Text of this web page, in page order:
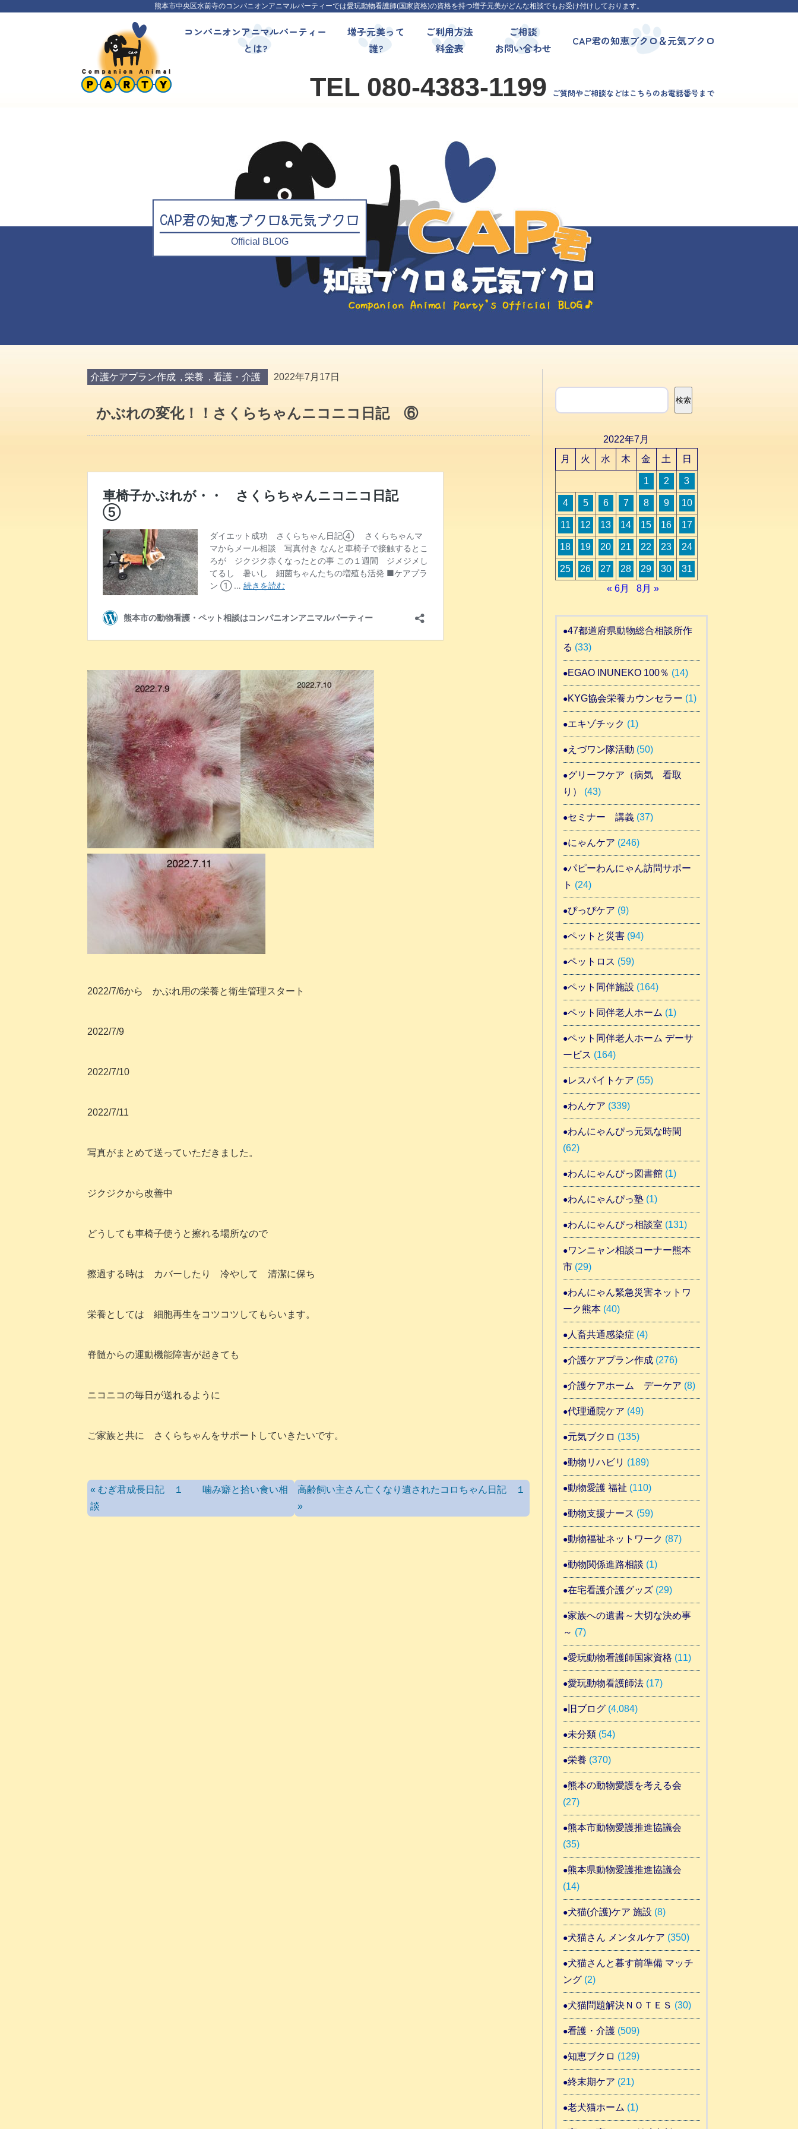
熊本市中央区水前寺のコンパニオンアニマルパーティーでは愛玩動物看護師(国家資格)の資格を持つ増子元美がどんな相談でもお受け付けしております。
コンパニオンアニマルパーティー
とは?
増子元美って
誰?
ご利用方法
料金表
ご相談
お問い合わせ
CAP君の知恵ブクロ＆元気ブクロ
TEL 080-4383-1199 ご質問やご相談などはこちらのお電話番号まで
CAP君の知恵ブクロ&元気ブクロ
Official BLOG
介護ケアプラン作成 ,栄養 , 看護・介護 2022年7月17日
かぶれの変化！！さくらちゃんニコニコ日記 ⑥
2022/7/6から かぶれ用の栄養と衛生管理スタート
2022/7/9
2022/7/10
2022/7/11
写真がまとめて送っていただきました。
ジクジクから改善中
どうしても車椅子使うと擦れる場所なので
擦過する時は カバーしたり 冷やして 清潔に保ち
栄養としては 細胞再生をコツコツしてもらいます。
脊髄からの運動機能障害が起きても
ニコニコの毎日が送れるように
ご家族と共に さくらちゃんをサポートしていきたいです。
« むぎ君成長日記 １ 噛み癖と拾い食い相
談
高齢飼い主さん亡くなり遺されたコロちゃん日記 １
»
検索
検索
2022年7月
月
火 水 木 金 土 日
1 2 3
4 5 6 7 8 9 10
11 12 13 14 15 16 17
18 19 20 21 22 23 24
25 26 27 28 29 30
31
« 6月
8月 »
47都道府県動物総合相談所作
る (33)
EGAO INUNEKO 100％ (14)
KYG協会栄養カウンセラー (1)
エキゾチック (1)
えづワン隊活動 (50)
グリーフケア（病気 看取
り）
(43)
セミナー 講義(37)
にゃんケア (246)
パピーわんにゃん訪問サポー
ト (24)
ぴっぴケア (9)
ペットと災害(94)
ペットロス (59)
ペット同伴施設 (164)
ペット同伴老人ホーム (1)
ペット同伴老人ホーム デーサ
ービス (164)
レスパイトケア (55)
わんケア (339)
わんにゃんぴっ元気な時間
(62)
わんにゃんぴっ図書館(1)
わんにゃんぴっ塾(1)
わんにゃんぴっ相談室 (131)
ワンニャン相談コーナー熊本
市(29)
わんにゃん緊急災害ネットワ
ーク熊本(40)
人畜共通感染症 (4)
介護ケアプラン作成(276)
介護ケアホーム デーケア (8)
代理通院ケア (49)
元気ブクロ (135)
動物リハビリ (189)
動物愛護 福祉 (110)
動物支援ナース (59)
動物福祉ネットワーク (87)
動物関係進路相談 (1)
在宅看護介護グッズ(29)
家族への遺書～大切な決め事
～ (7)
愛玩動物看護師国家資格 (11)
愛玩動物看護師法(17)
旧ブログ(4,084)
未分類(54)
栄養 (370)
熊本の動物愛護を考える会
(27)
熊本市動物愛護推進協議会
(35)
熊本県動物愛護推進協議会
(14)
犬猫(介護)ケア 施設 (8)
犬猫さん メンタルケア (350)
犬猫さんと暮す前準備 マッチ
ング(2)
犬猫問題解決ＮＯＴＥＳ (30)
看護・介護(509)
知恵ブクロ (129)
終末期ケア (21)
老犬猫ホーム (1)